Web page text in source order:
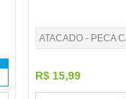
ATACADO - PECA
R$ 15,99